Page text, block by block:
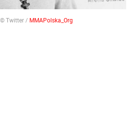
Twitter / MMAPolska_Org